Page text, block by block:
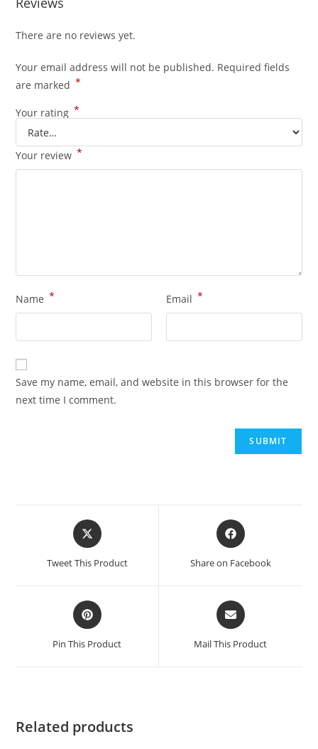
There are no reviews yet.
Your email address will not be published. Required fields
are marked *
Your rating *
Your review *
Name * Email *
Save my name, email, and website in this browser for the
next time I comment.
Tweet This Product Share on Facebook
Pin This Product Mail This Product
Related products